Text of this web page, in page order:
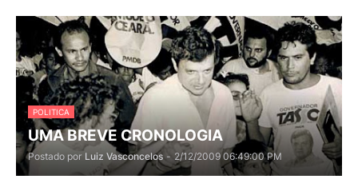
POLITICA
UMA BREVE CRONOLOGIA
Postado por Luiz Vasconcelos - 2/12/2009 06:49:00 PM